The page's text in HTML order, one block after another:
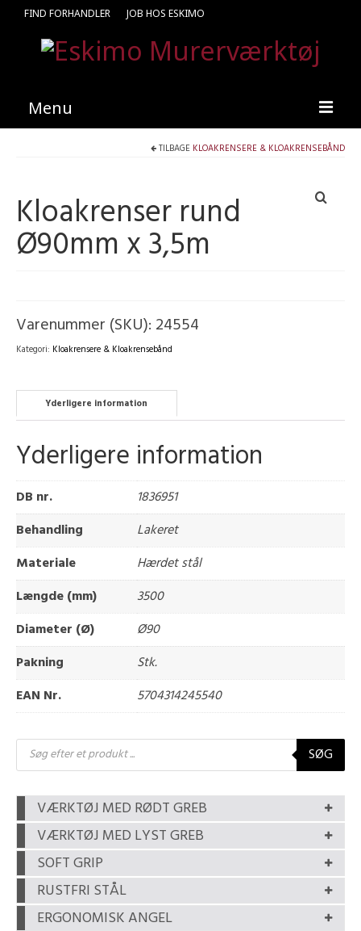
FIND FORHANDLER JOB HOS ESKIMO
Menu
Kataloger
Kontakt
TILBAGE KLOAKRENSERE & KLOAKRENSEBÅND
Kloakrenser rund
Ø90mm x 3,5m
Varenummer (SKU): 24554
Kategori: Kloakrensere & Kloakrensebånd
Yderligere information
Yderligere information
DB nr.
1836951
Behandling
Lakeret
Materiale
Hærdet stål
Længde (mm)
3500
Diameter (Ø)
Ø90
Pakning
Stk.
EAN Nr.
5704314245540
Products
search SØG
VÆRKTØJ MED RØDT GREB
VÆRKTØJ MED LYST GREB
SOFT GRIP
RUSTFRI STÅL
ERGONOMISK ANGEL